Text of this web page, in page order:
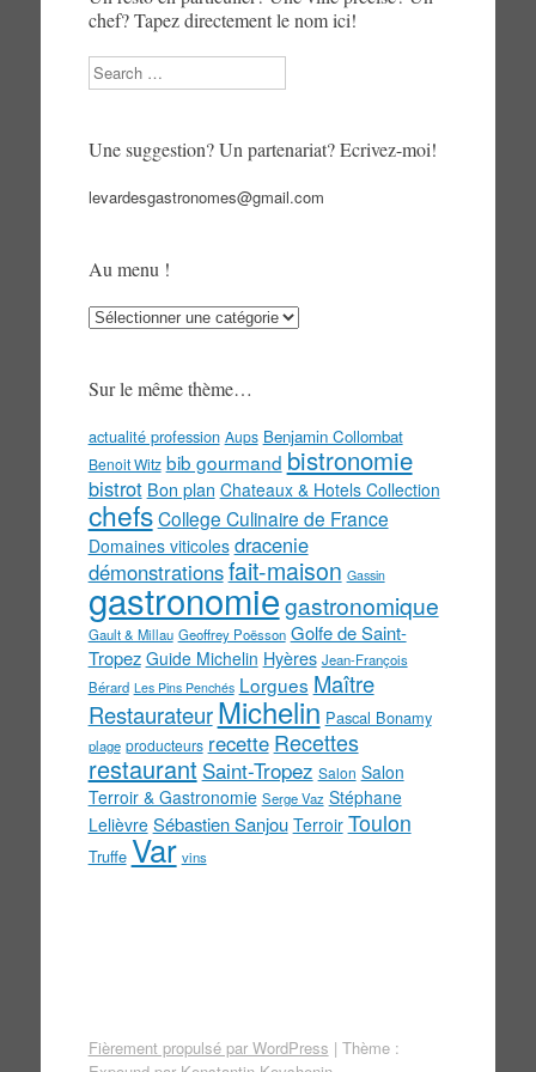
chef? Tapez directement le nom ici!
Search
Une suggestion? Un partenariat? Ecrivez-moi!
levardesgastronomes@gmail.com
Au menu !
Au
Sur le même thème…
actualité profession Aups Benjamin Collombat
Benoit Witz bib gourmand bistronomie
bistrot Bon plan Chateaux & Hotels Collection
chefs College Culinaire de France
Domaines viticoles dracenie
démonstrationsfait-maison Gassin
gastronomiegastronomique
Gault & Millau Geoffrey Poësson Golfe de Saint-
Tropez Guide Michelin Hyères Jean-François
Bérard Les Pins Penchés Lorgues Maître
Restaurateur Michelin Pascal Bonamy
plage producteurs recette Recettes
restaurant Saint-Tropez Salon Salon
Terroir & Gastronomie Serge Vaz Stéphane
Lelièvre Sébastien Sanjou Terroir Toulon
Truffe Var vins
Fièrement propulsé par WordPress | Thème :